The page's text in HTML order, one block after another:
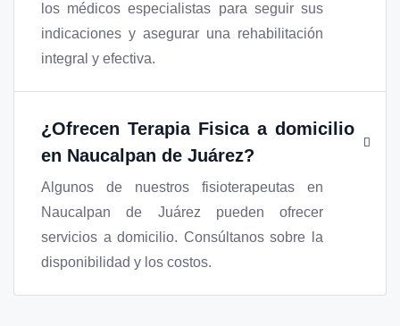
los médicos especialistas para seguir sus
indicaciones y asegurar una rehabilitación
integral y efectiva.
¿Ofrecen Terapia Fisica a domicilio
en Naucalpan de Juárez?
Algunos de nuestros fisioterapeutas en
Naucalpan de Juárez pueden ofrecer
servicios a domicilio. Consúltanos sobre la
disponibilidad y los costos.